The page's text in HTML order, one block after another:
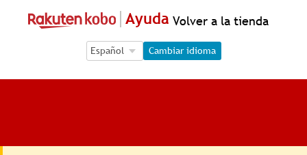
Ayuda Volver a la tienda
Language Selection
Language Selection
Cambiar idioma